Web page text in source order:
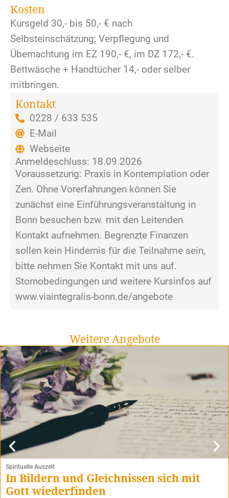
Kosten
Kursgeld 30,- bis 50,- € nach
Selbsteinschätzung; Verpflegung und
Übernachtung im EZ 190,- €, im DZ 172,- €.
Bettwäsche + Handtücher 14,- oder selber
mitbringen.
Kontakt
0228 / 633 535
E-Mail
Webseite
Anmeldeschluss: 18.09.2026
Voraussetzung: Praxis in Kontemplation oder
Zen. Ohne Vorerfahrungen können Sie
zunächst eine Einführungsveranstaltung in
Bonn besuchen bzw. mit den Leitenden
Kontakt aufnehmen. Begrenzte Finanzen
sollen kein Hindernis für die Teilnahme sein,
bitte nehmen Sie Kontakt mit uns auf.
Stornobedingungen und weitere Kursinfos auf
www.viaintegralis-bonn.de/angebote
Weitere Angebote
Spirituelle Auszeit
In Bildern und Gleichnissen sich mit
Gott wiederfinden